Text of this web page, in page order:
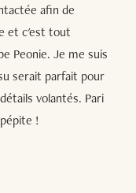
afin de
et c'est tout
Peonie. Je me suis
serait parfait pour
volantés. Pari
!